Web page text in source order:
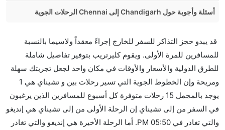
أسئلة وأجوبة حول Chandigarh إلى Chennai الرحلات الجوية
من إلىتشيناي مما تستغرقه الخطوط الجوية الأخرى؟
نعم. توفر كل من IndiGo أسرع رحلات الطيران على هذا
الطريق،
هل توفر شركات الطيران مساحة إضافية للنوم؟
كثير من خطوط طيران درجة رجال الأعمال توفر مساحة
إضافية للنوم.
قد يبدو حجز التذاكر للسفر للخارج إجراءً معقداً ولاسيما بالنسبة
للمسافرين للمرة الأولى. ويقوم كليرتريب بتوفير تفاصيل شاملة
للطرق الدولية والأسعار والأوقات في مكان واحد لجعل تجربتك سهلة
ومريحة وإن الخطوط الجوية التي تسير رحلات بين و تشيناي هي 1
يوجد بالمجمل 15 رحلات متوفرة كل أسبوع للمسافرين الذين يرغبون
في السفر من إلى تشيناي إن الرحلة الأولى من إلى تشيناي هي إنديغو
والتي تغادر في 05:50 PM. أما الرحلة الأخيرة هي إنديغو والتي تغادر